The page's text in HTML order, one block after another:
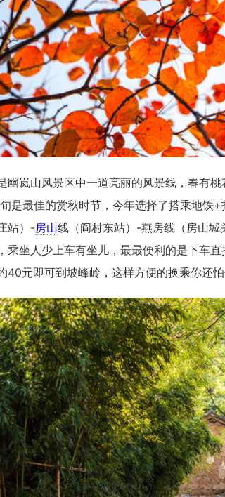
幽岚山风景区中一道亮丽的风景线，春有
是最佳的赏秋时节，今年选择了搭乘地铁
站）-房山线（阎村东站）-燕房线（房山
乘坐人少上车有坐儿，最最便利的是下车
40元即可到坡峰岭，这样方便的换乘你还怕